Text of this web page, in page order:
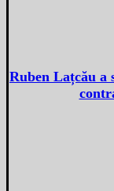
Ruben Lațcău a